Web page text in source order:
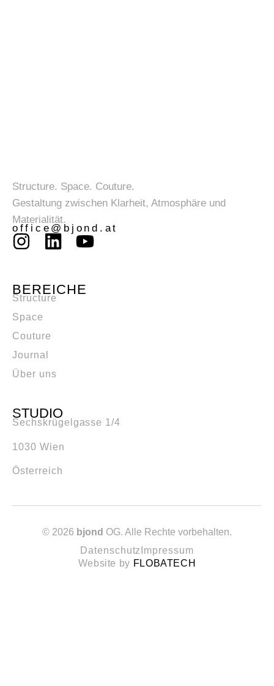
Structure. Space. Couture.
Gestaltung zwischen Klarheit, Atmosphäre und
Materialität.
office@bjond.at
BEREICHE
Structure
Space
Couture
Journal
Über uns
STUDIO
Sechskrügelgasse 1/4
1030 Wien
Österreich
© 2026 bjond OG. Alle Rechte vorbehalten.
Datenschutz Impressum
Website by FLOBATECH